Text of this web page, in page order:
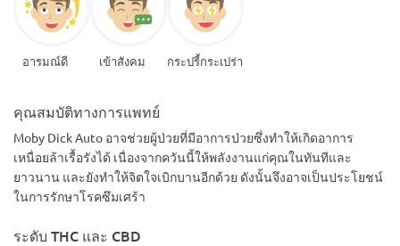
อารมณ์ดี เข้าสังคม กระปรี้กระเปร่า
คุณสมบัติทางการแพทย์
Moby Dick Auto อาจช่วยผู้ป่วยที่มีอาการป่วยซึ่งทำให้เกิดอาการ
เหนื่อยล้าเรื้อรังได้ เนื่องจากควันนี้ให้พลังงานแก่คุณในทันทีและ
ยาวนาน และยังทำให้จิตใจเบิกบานอีกด้วย ดังนั้นจึงอาจเป็นประโยชน์
ในการรักษาโรคซึมเศร้า
ระดับ THC และ CBD